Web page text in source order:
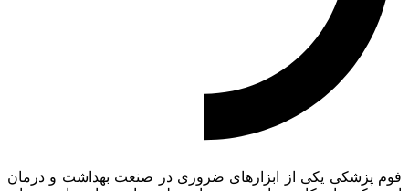
فوم پزشکی یکی از ابزارهای ضروری در صنعت بهداشت و درمان